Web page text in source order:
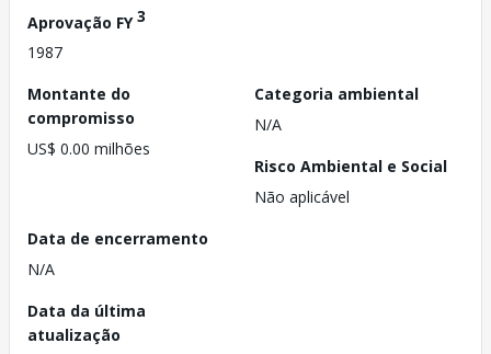
Aprovação FY3
1987
Montante do
compromisso
US$ 0.00 milhões
Categoria ambiental
N/A
Risco Ambiental e Social
Não aplicável
Data de encerramento
N/A
Data da última
atualização